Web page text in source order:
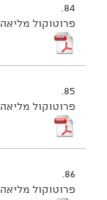
84.
פרוטוקול מליאה 6/24 מיום 7.5.24 - נגיש
85.
פרוטוקול מליאה 6/24 מיום 7.5.24
86.
פרוטוקול מליאה 6/24 מיום 7.5.24